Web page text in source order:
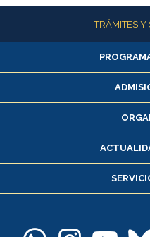
Más informaciónTRÁMITES Y
Alumnas/
Inscripción y
Consulta y
Servicio
Pago de